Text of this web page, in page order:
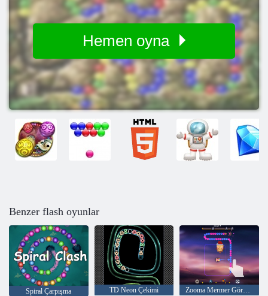
Hemen oyna
Benzer flash oyunlar
Spiral Çarpışma TD Neon Çekimi Zooma Mermer Görevi 3D